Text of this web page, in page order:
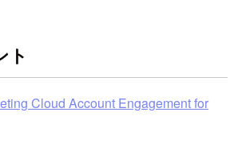
ト
Cloud Account Engagement for